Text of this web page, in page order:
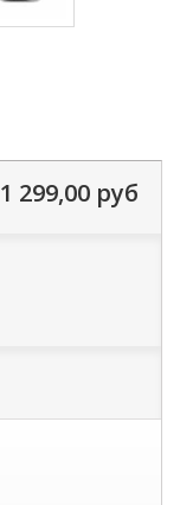
1 299,00 руб